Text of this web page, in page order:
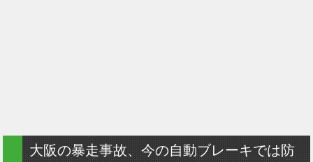
大阪の暴走事故、今の自動ブレーキでは防